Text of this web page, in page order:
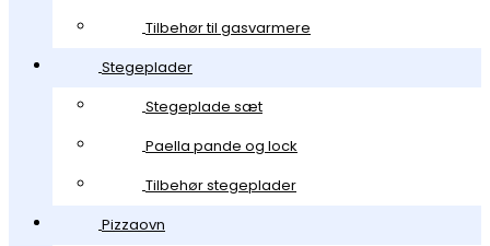
Tilbehør til gasvarmere
Stegeplader
Stegeplade sæt
Paella pande og lock
Tilbehør stegeplader
Pizzaovn